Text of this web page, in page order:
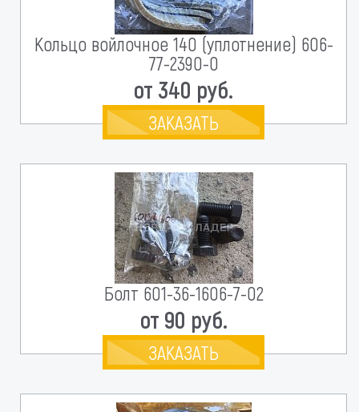
Кольцо войлочное 140 (уплотнение) 606-
77-2390-0
от 340 руб.
ЗАКАЗАТЬ
Болт 601-36-1606-7-02
от 90 руб.
ЗАКАЗАТЬ